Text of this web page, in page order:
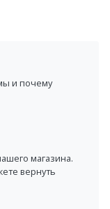
и почему
магазина.
вернуть